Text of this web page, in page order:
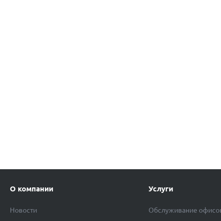
О компании
Новости
Услуги
Обслуживание